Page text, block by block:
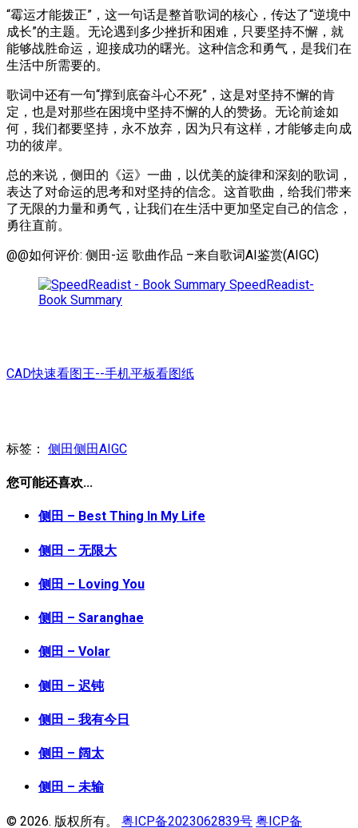
“霉运才能拨正”，这一句话是整首歌词的核心，传达了“逆境中
成长”的主题。无论遇到多少挫折和困难，只要坚持不懈，就
能够战胜命运，迎接成功的曙光。这种信念和勇气，是我们在
生活中所需要的。
歌词中还有一句“撑到底奋斗心不死”，这是对坚持不懈的肯
定，也是对那些在困境中坚持不懈的人的赞扬。无论前途如
何，我们都要坚持，永不放弃，因为只有这样，才能够走向成
功的彼岸。
总的来说，侧田的《运》一曲，以优美的旋律和深刻的歌词，
表达了对命运的思考和对坚持的信念。这首歌曲，给我们带来
了无限的力量和勇气，让我们在生活中更加坚定自己的信念，
勇往直前。
@@如何评价: 侧田-运 歌曲作品 –来自歌词AI鉴赏(AIGC)
SpeedReadist-
Book Summary
CAD快速看图王--手机平板看图纸
标签： 侧田侧田AIGC
您可能还喜欢...
侧田 – Best Thing In My Life
侧田 – 无限大
侧田 – Loving You
侧田 – Saranghae
侧田 – Volar
侧田 – 迟钝
侧田 – 我有今日
侧田 – 阔太
侧田 – 未输
© 2026. 版权所有。 粤ICP备2023062839号 粤ICP备